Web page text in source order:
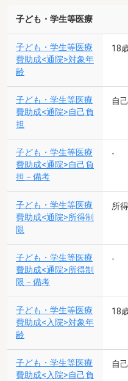
子ども・学生等医療
子ども・学生等医療
費助成<通院>対象年
齢
18
子ども・学生等医療
費助成<通院>自己負
担
自
子ども・学生等医療
費助成<通院>自己負
担－備考
-
子ども・学生等医療
費助成<通院>所得制
限
所
子ども・学生等医療
費助成<通院>所得制
限－備考
-
子ども・学生等医療
費助成<入院>対象年
齢
18
子ども・学生等医療
費助成<入院>自己負
自